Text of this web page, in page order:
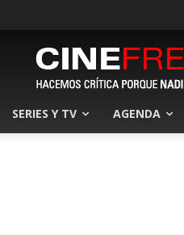
SERIES Y TV AGENDA